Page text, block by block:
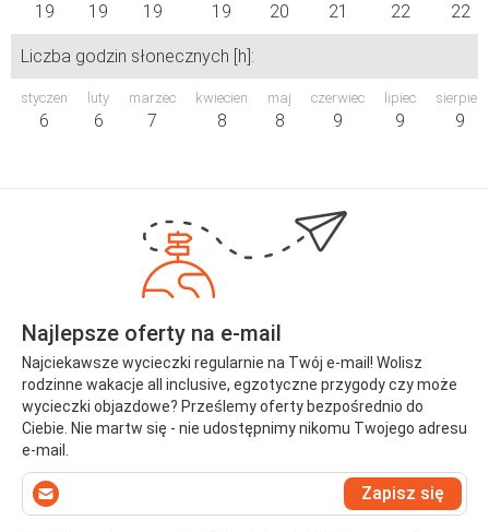
19 19 19 19 20 21 22 22
Liczba godzin słonecznych [h]:
styczen
6
luty
6
marzec
7
kwiecien
8
maj
8
czerwiec
9
lipiec
9
sierpień
9
Najlepsze oferty na e-mail
Najciekawsze wycieczki regularnie na Twój e-mail! Wolisz
rodzinne wakacje all inclusive, egzotyczne przygody czy może
wycieczki objazdowe? Prześlemy oferty bezpośrednio do
Ciebie. Nie martw się - nie udostępnimy nikomu Twojego adresu
e-mail.
Wprowadź
swój
Zapisz się